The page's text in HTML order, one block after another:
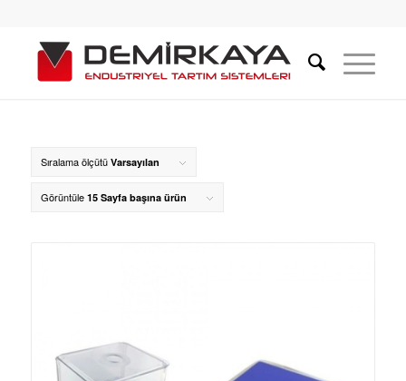
Sıralama ölçütü Varsayılan
Görüntüle 15 Sayfa başına ürün